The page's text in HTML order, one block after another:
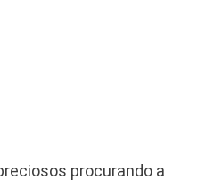
procurando a